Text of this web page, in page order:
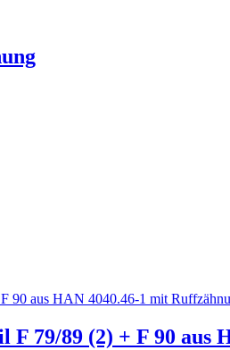
F 79/89 (2) + F 90 aus